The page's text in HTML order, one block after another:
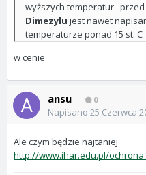
wyższych temperatur . przed
Dimezylu jest nawet
temperaturze ponad 15 st. C
w cenie
ansu 0
Napisano 25 Czerwca
Ale czym będzie najtaniej
http://www.ihar.edu.pl/